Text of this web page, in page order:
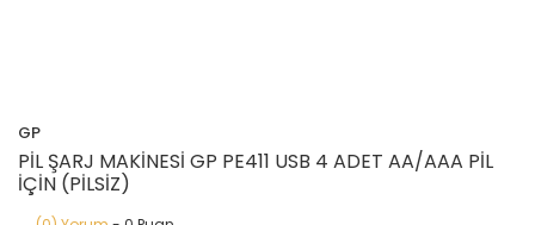
GP
PİL ŞARJ MAKİNESİ GP PE411 USB 4 ADET AA/AAA PİL
İÇİN (PİLSİZ)